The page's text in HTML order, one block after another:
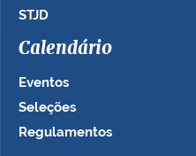
STJD
Calendário
Eventos
Seleções
Regulamentos